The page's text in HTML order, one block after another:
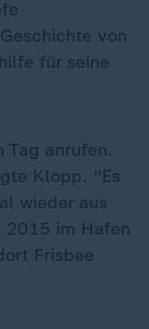
von
für seine
Tag anrufen.
Klopp. "Es
wieder aus
2015 im Hafen
Frisbee